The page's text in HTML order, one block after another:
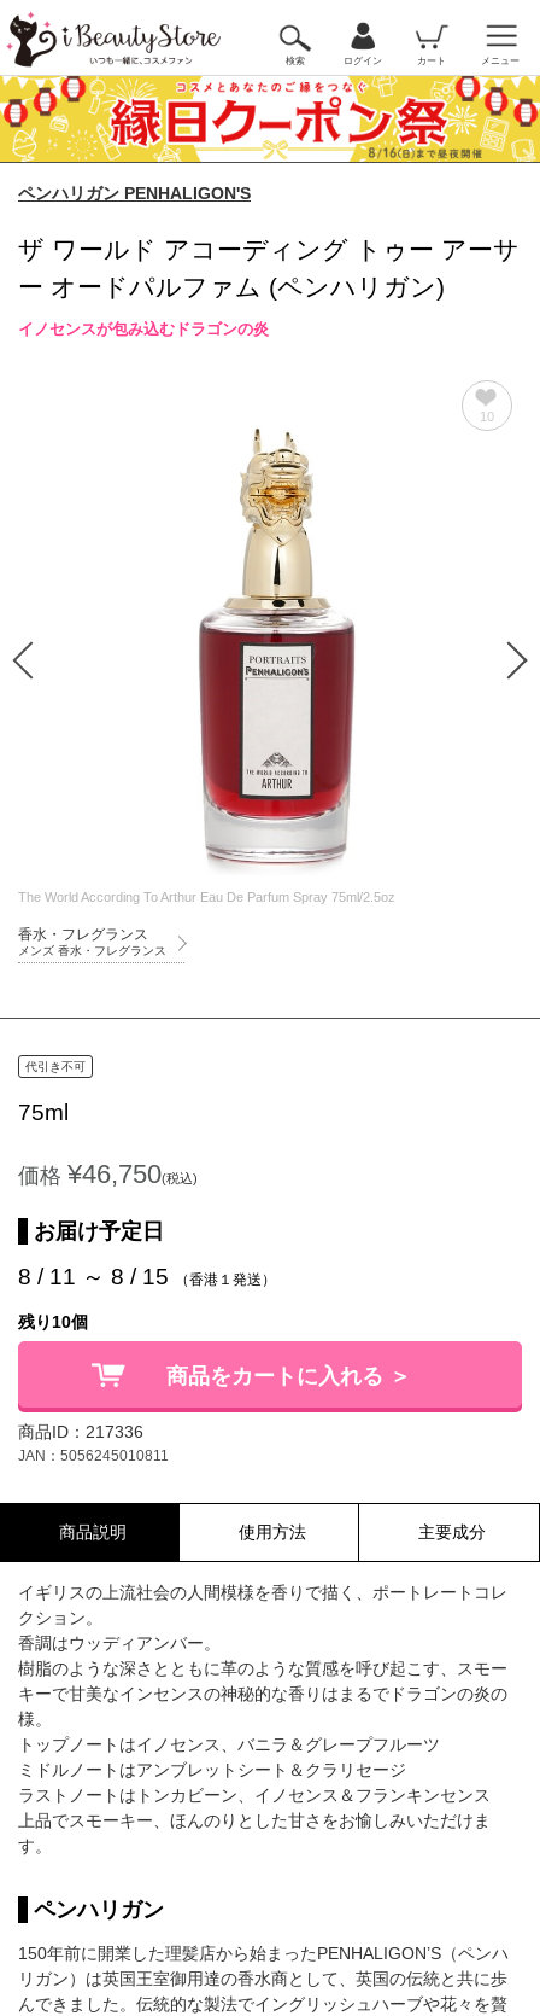
検索 ログイン カート メニュー
ペンハリガン PENHALIGON'S
ザ ワールド アコーディング トゥー アーサ
ー オードパルファム (ペンハリガン)
イノセンスが包み込むドラゴンの炎
10
The World According To Arthur Eau De Parfum Spray 75ml/2.5oz
香水・フレグランス
メンズ 香水・フレグランス
代引き不可
75ml
価格 ¥46,750(税込)
お届け予定日
8 / 11 ～ 8 / 15 （香港１発送）
残り10個
商品をカートに入れる ＞
商品ID：217336
JAN：5056245010811
商品説明 使用方法 主要成分
イギリスの上流社会の人間模様を香りで描く、ポートレートコレ
クション。
香調はウッディアンバー。
樹脂のような深さとともに革のような質感を呼び起こす、スモー
キーで甘美なインセンスの神秘的な香りはまるでドラゴンの炎の
様。
トップノートはイノセンス、バニラ＆グレープフルーツ
ミドルノートはアンブレットシート＆クラリセージ
ラストノートはトンカビーン、イノセンス＆フランキンセンス
上品でスモーキー、ほんのりとした甘さをお愉しみいただけま
す。
ペンハリガン
150年前に開業した理髪店から始まったPENHALIGON’S（ペンハ
リガン）は英国王室御用達の香水商として、英国の伝統と共に歩
んできました。伝統的な製法でイングリッシュハーブや花々を贅